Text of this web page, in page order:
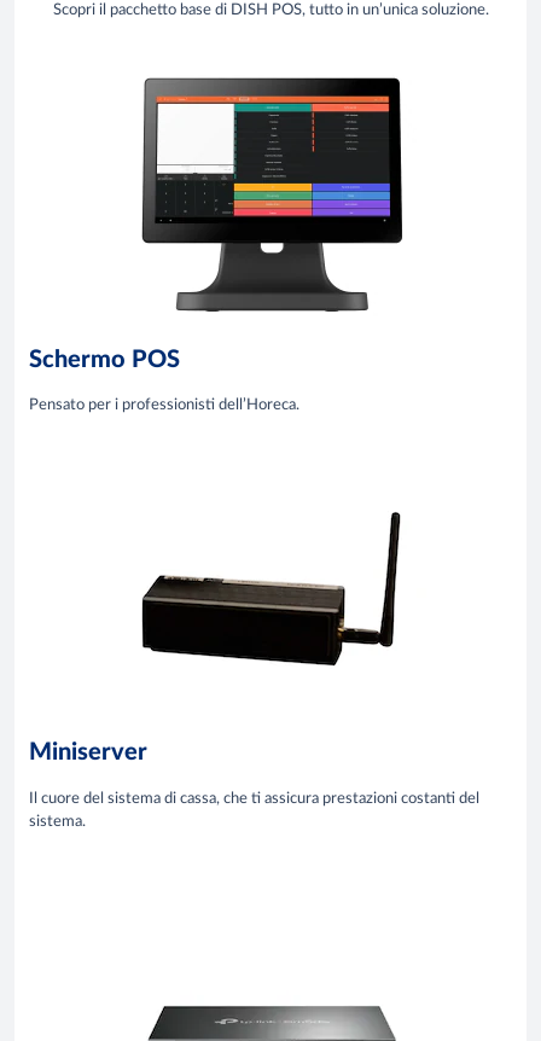
Scopri il pacchetto base di DISH POS, tutto in un’unica soluzione.
Schermo POS
Pensato per i professionisti dell’Horeca.
Miniserver
Il cuore del sistema di cassa, che ti assicura prestazioni costanti del
sistema.